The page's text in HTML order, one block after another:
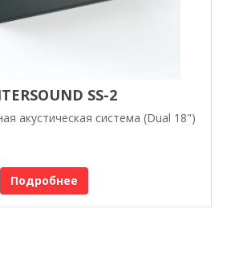
SS-2
акустическая система (Dual 18")
Подробнее